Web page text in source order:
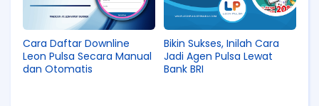
Cara Daftar Downline
Leon Pulsa Secara Manual
dan Otomatis
Bikin Sukses, Inilah Cara
Jadi Agen Pulsa Lewat
Bank BRI